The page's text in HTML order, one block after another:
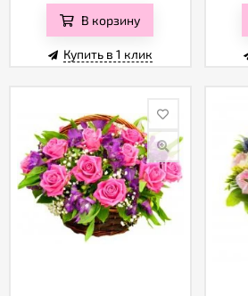
В корзину
Купить в 1 клик